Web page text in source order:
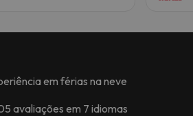
em férias na neve
avaliações em 7 idiomas